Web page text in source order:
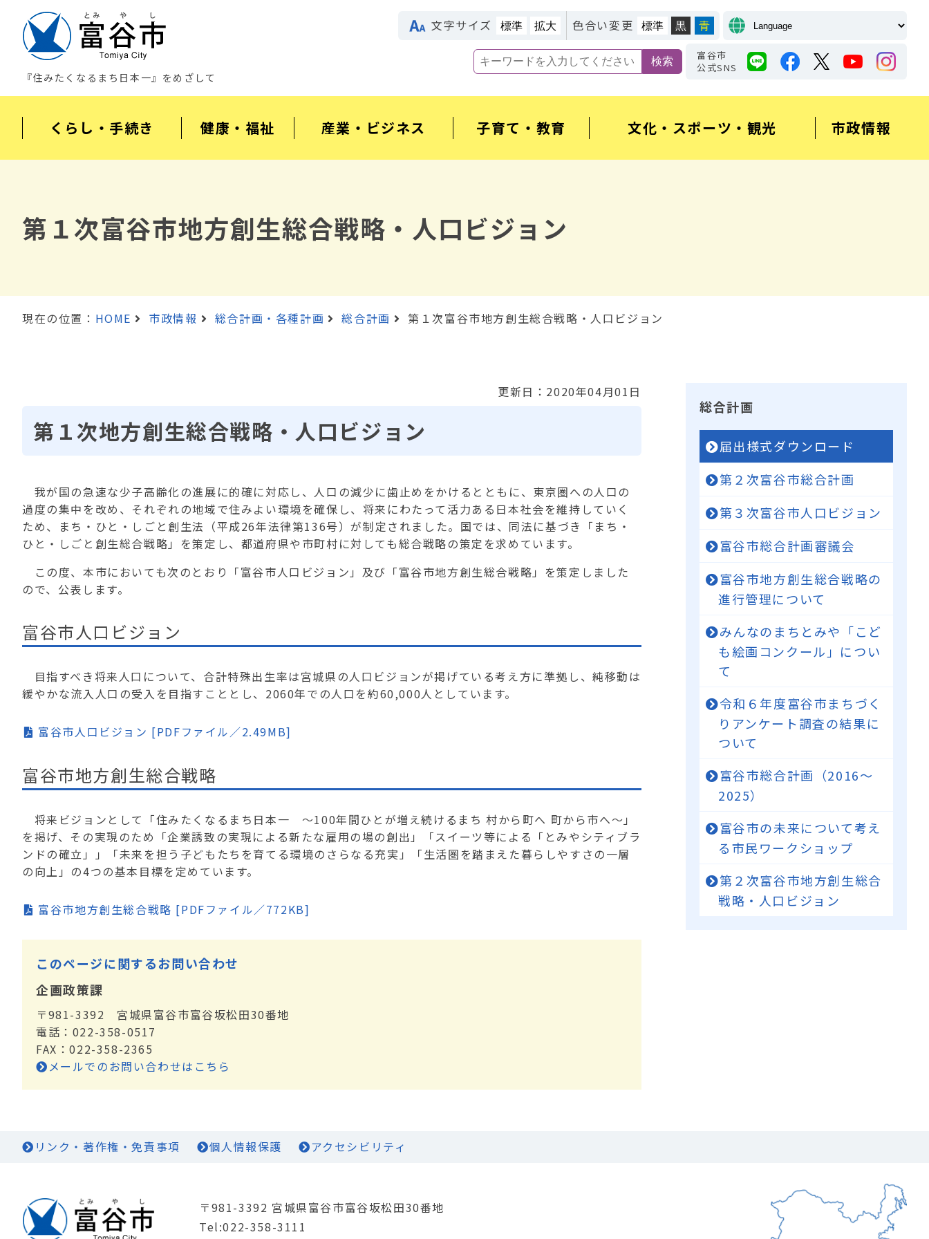
『住みたくなるまち日本一』をめざして
文字サイズ 標準 拡大 色合い変更 標準 黒 青
富谷市
公式SNS
くらし・手続き 健康・福祉 産業・ビジネス 子育て・教育 文化・スポーツ・観光 市政情報
第１次富谷市地方創生総合戦略・人口ビジョン
現在の位置： HOME 市政情報 総合計画・各種計画 総合計画 第１次富谷市地方創生総合戦略・人口ビジョン
更新日：2020年04月01日
第１次地方創生総合戦略・人口ビジョン
我が国の急速な少子高齢化の進展に的確に対応し、人口の減少に歯止めをかけるとともに、東京圏への人口の
過度の集中を改め、それぞれの地域で住みよい環境を確保し、将来にわたって活力ある日本社会を維持していく
ため、まち・ひと・しごと創生法（平成26年法律第136号）が制定されました。国では、同法に基づき「まち・
ひと・しごと創生総合戦略」を策定し、都道府県や市町村に対しても総合戦略の策定を求めています。
この度、本市においても次のとおり「富谷市人口ビジョン」及び「富谷市地方創生総合戦略」を策定しました
ので、公表します。
富谷市人口ビジョン
目指すべき将来人口について、合計特殊出生率は宮城県の人口ビジョンが掲げている考え方に準拠し、純移動は
緩やかな流入人口の受入を目指すこととし、2060年での人口を約60,000人としています。
富谷市人口ビジョン [PDFファイル／2.49MB]
富谷市地方創生総合戦略
将来ビジョンとして「住みたくなるまち日本一 ～100年間ひとが増え続けるまち 村から町へ 町から市へ～」
を掲げ、その実現のため「企業誘致の実現による新たな雇用の場の創出」「スイーツ等による「とみやシティブラ
ンドの確立」」「未来を担う子どもたちを育てる環境のさらなる充実」「生活圏を踏まえた暮らしやすさの一層
の向上」の4つの基本目標を定めています。
富谷市地方創生総合戦略 [PDFファイル／772KB]
このページに関するお問い合わせ
企画政策課
〒981-3392 宮城県富谷市富谷坂松田30番地
電話：022-358-0517
FAX：022-358-2365
メールでのお問い合わせはこちら
総合計画
届出様式ダウンロード
第２次富谷市総合計画
第３次富谷市人口ビジョン
富谷市総合計画審議会
富谷市地方創生総合戦略の
進行管理について
みんなのまちとみや「こど
も絵画コンクール」につい
て
令和６年度富谷市まちづく
りアンケート調査の結果に
ついて
富谷市総合計画（2016～
2025）
富谷市の未来について考え
る市民ワークショップ
第２次富谷市地方創生総合
戦略・人口ビジョン
リンク・著作権・免責事項 個人情報保護 アクセシビリティ
〒981-3392 宮城県富谷市富谷坂松田30番地
Tel:022-358-3111